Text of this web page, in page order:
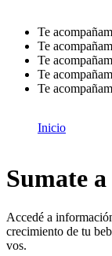
Te
Te
Te
Te
Te
Inicio
Sumate
Accedé a
crecimiento de tu
vos.